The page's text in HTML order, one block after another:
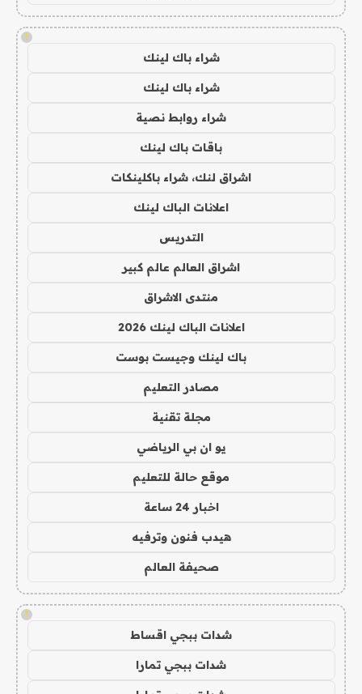
!
شراء باك لينك
شراء باك لينك
شراء روابط نصية
باقات باك لينك
اشراق لنك، شراء باكلينكات
اعلانات الباك لينك
التدريس
اشراق العالم عالم كبير
منتدى الاشراق
اعلانات الباك لينك 2026
باك لينك وجيست بوست
مصادر التعليم
مجلة تقنية
يو ان بي الرياضي
موقع حالة للتعليم
اخبار 24 ساعة
هيدب فنون وترفيه
صحيفة العالم
!
شدات ببجي اقساط
شدات ببجي تمارا